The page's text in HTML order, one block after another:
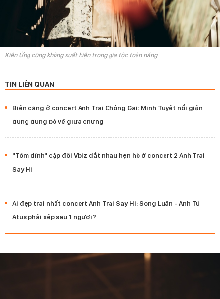
Kiên Ứng cũng không xuất hiện trong gia tộc toàn năng
TIN LIÊN QUAN
Biến căng ở concert Anh Trai Chông Gai: Minh Tuyết nổi giận
đùng đùng bỏ về giữa chừng
"Tóm dính" cặp đôi Vbiz dắt nhau hẹn hò ở concert 2 Anh Trai
Say Hi
Ai đẹp trai nhất concert Anh Trai Say Hi: Song Luân - Anh Tú
Atus phải xếp sau 1 người?